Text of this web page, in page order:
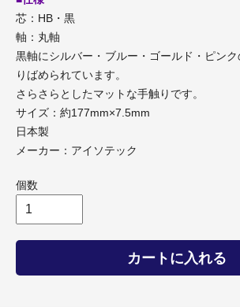
芯：HB・黒
軸：丸軸
黒軸にシルバー・ブルー・ゴールド・ピン
りばめられています。
さらさらとしたマットな手触りです。
サイズ：約177mm×7.5mm
日本製
メーカー：アイソテック
個数
カートに入れる